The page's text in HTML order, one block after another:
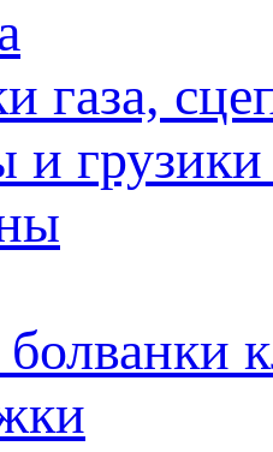
газа,
и грузики